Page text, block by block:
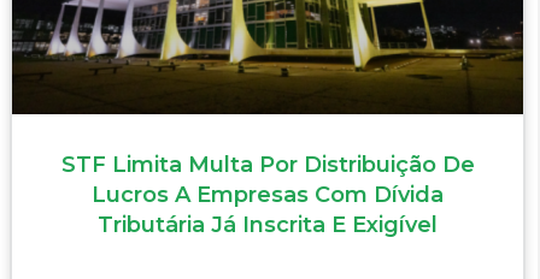
STF Limita Multa Por Distribuição De
Lucros A Empresas Com Dívida
Tributária Já Inscrita E Exigível